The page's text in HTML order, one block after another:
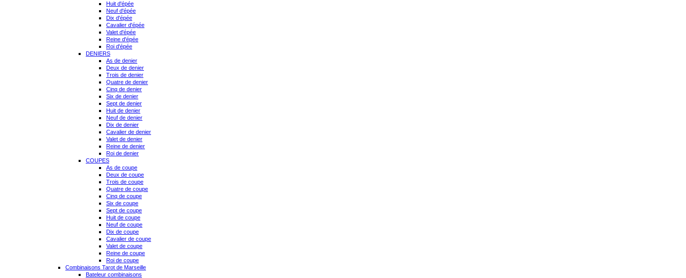
Huit d'épée
Neuf d'épée
Dix d'épée
Cavalier d'épée
Valet d'épée
Reine d'épée
Roi d'épée
DENIERS
As de denier
Deux de denier
Trois de denier
Quatre de denier
Cinq de denier
Six de denier
Sept de denier
Huit de denier
Neuf de denier
Dix de denier
Cavalier de denier
Valet de denier
Reine de denier
Roi de denier
COUPES
As de coupe
Deux de coupe
Trois de coupe
Quatre de coupe
Cinq de coupe
Six de coupe
Sept de coupe
Huit de coupe
Neuf de coupe
Dix de coupe
Cavalier de coupe
Valet de coupe
Reine de coupe
Roi de coupe
Combinaisons Tarot de Marseille
Bateleur combinaisons